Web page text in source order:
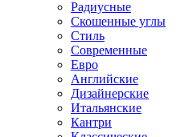
Радиусные
Скошенные углы
Стиль
Современные
Евро
Английские
Дизайнерские
Итальянские
Кантри